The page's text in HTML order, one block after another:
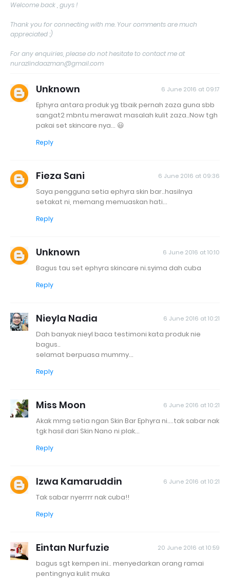
Welcome back , guys !
Thank you for connecting with me. Your comments are much
appreciated :)
For any enquiries, please do not hesitate to contact me at
nurazlindaazman@gmail.com
Unknown 6 June 2016 at 09:17
Ephyra antara produk yg tbaik pernah zaza guna sbb
sangat2 mbntu merawat masalah kulit zaza..Now tgh
pakai set skincare nya... 😃
Reply
Fieza Sani 6 June 2016 at 09:36
Saya pengguna setia ephyra skin bar..hasilnya
setakat ni, memang memuaskan hati...
Reply
Unknown 6 June 2016 at 10:10
Bagus tau set ephyra skincare ni.syima dah cuba
Reply
Nieyla Nadia 6 June 2016 at 10:21
Dah banyak nieyl baca testimoni kata produk nie
bagus..
selamat berpuasa mummy...
Reply
Miss Moon 6 June 2016 at 10:21
Akak mmg setia ngan Skin Bar Ephyra ni....tak sabar nak
tgk hasil dari Skin Nano ni plak...
Reply
Izwa Kamaruddin 6 June 2016 at 10:21
Tak sabar nyerrrr nak cuba!!
Reply
Eintan Nurfuzie 20 June 2016 at 10:59
bagus sgt kempen ini.. menyedarkan orang ramai
pentingnya kulit muka